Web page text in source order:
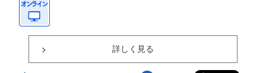
詳しく見る